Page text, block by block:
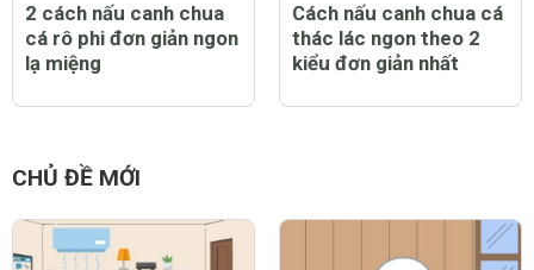
2 cách nấu canh chua
cá rô phi đơn giản ngon
lạ miệng
Cách nấu canh chua cá
thác lác ngon theo 2
kiểu đơn giản nhất
CHỦ ĐỀ MỚI